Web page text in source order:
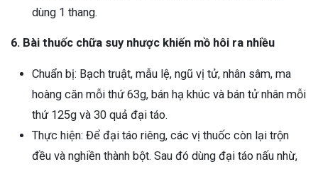
dùng 1 thang.
6. Bài thuốc chữa suy nhược khiến mồ hôi ra nhiều
Chuẩn bị: Bạch truật, mẫu lệ, ngũ vị tử, nhân sâm, ma
hoàng căn mỗi thứ 63g, bán hạ khúc và bán tử nhân mỗi
thứ 125g và 30 quả đại táo.
Thực hiện: Để đại táo riêng, các vị thuốc còn lại trộn
đều và nghiền thành bột. Sau đó dùng đại táo nấu nhừ,